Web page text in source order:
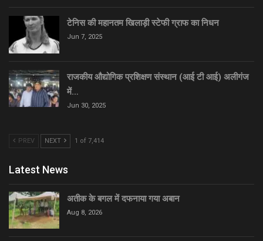
टेनिस की महानतम खिलाड़ी स्टेफी ग्राफ का निधन
Jun 7, 2025
राजकीय औद्योगिक प्रशिक्षण संस्थान (आई टी आई) अलीगंज
में…
Jun 30, 2025
PREV NEXT 1 of 7,414
Latest News
अतीक के बगल में दफनाया गया अबान
Aug 8, 2026